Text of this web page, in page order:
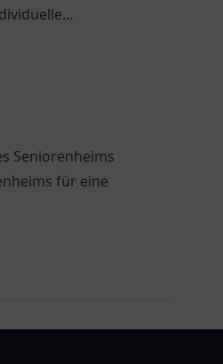
Seniorenheims
für eine